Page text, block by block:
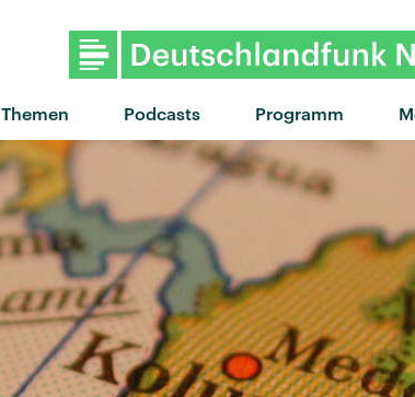
Themen Podcasts Programm
"Turnstile"